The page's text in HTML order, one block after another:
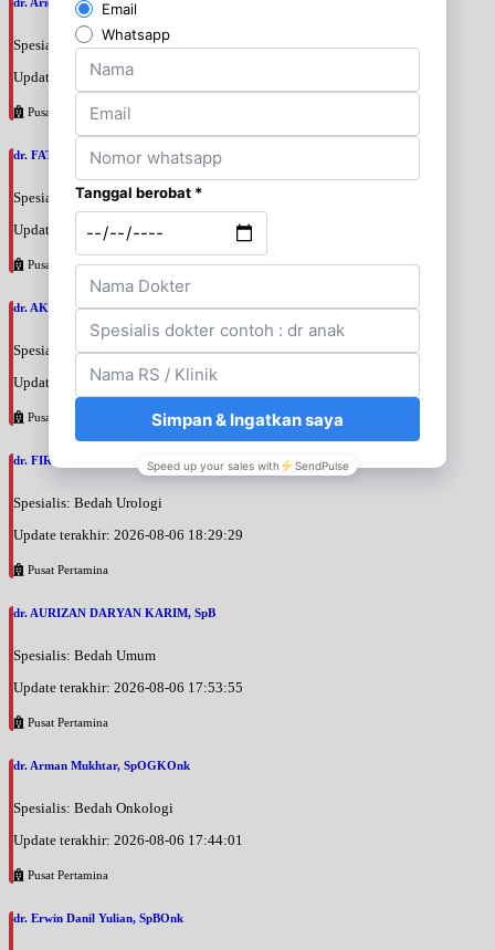
Spesialis: Bedah Urologi
Update terakhir: 2026-08-06 18:46:06
Pusat Pertamina
dr. FATAN ABSHARI, SpU
Spesialis: Bedah Urologi
Update terakhir: 2026-08-06 18:42:13
Pusat Pertamina
dr. AKBARI WAHYUDI KUSUMAH, SpU
Spesialis: Bedah Urologi
Update terakhir: 2026-08-06 18:38:38
Pusat Pertamina
dr. FIRTANTYO ADI SYAHPUTRA, SpU
Spesialis: Bedah Urologi
Update terakhir: 2026-08-06 18:29:29
Pusat Pertamina
dr. AURIZAN DARYAN KARIM, SpB
Spesialis: Bedah Umum
Update terakhir: 2026-08-06 17:53:55
Pusat Pertamina
dr. Arman Mukhtar, SpOGKOnk
Spesialis: Bedah Onkologi
Update terakhir: 2026-08-06 17:44:01
Pusat Pertamina
dr. Erwin Danil Yulian, SpBOnk